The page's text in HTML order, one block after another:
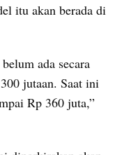
itu akan berada di
ada secara
jutaan. Saat ini
Rp 360 juta,”